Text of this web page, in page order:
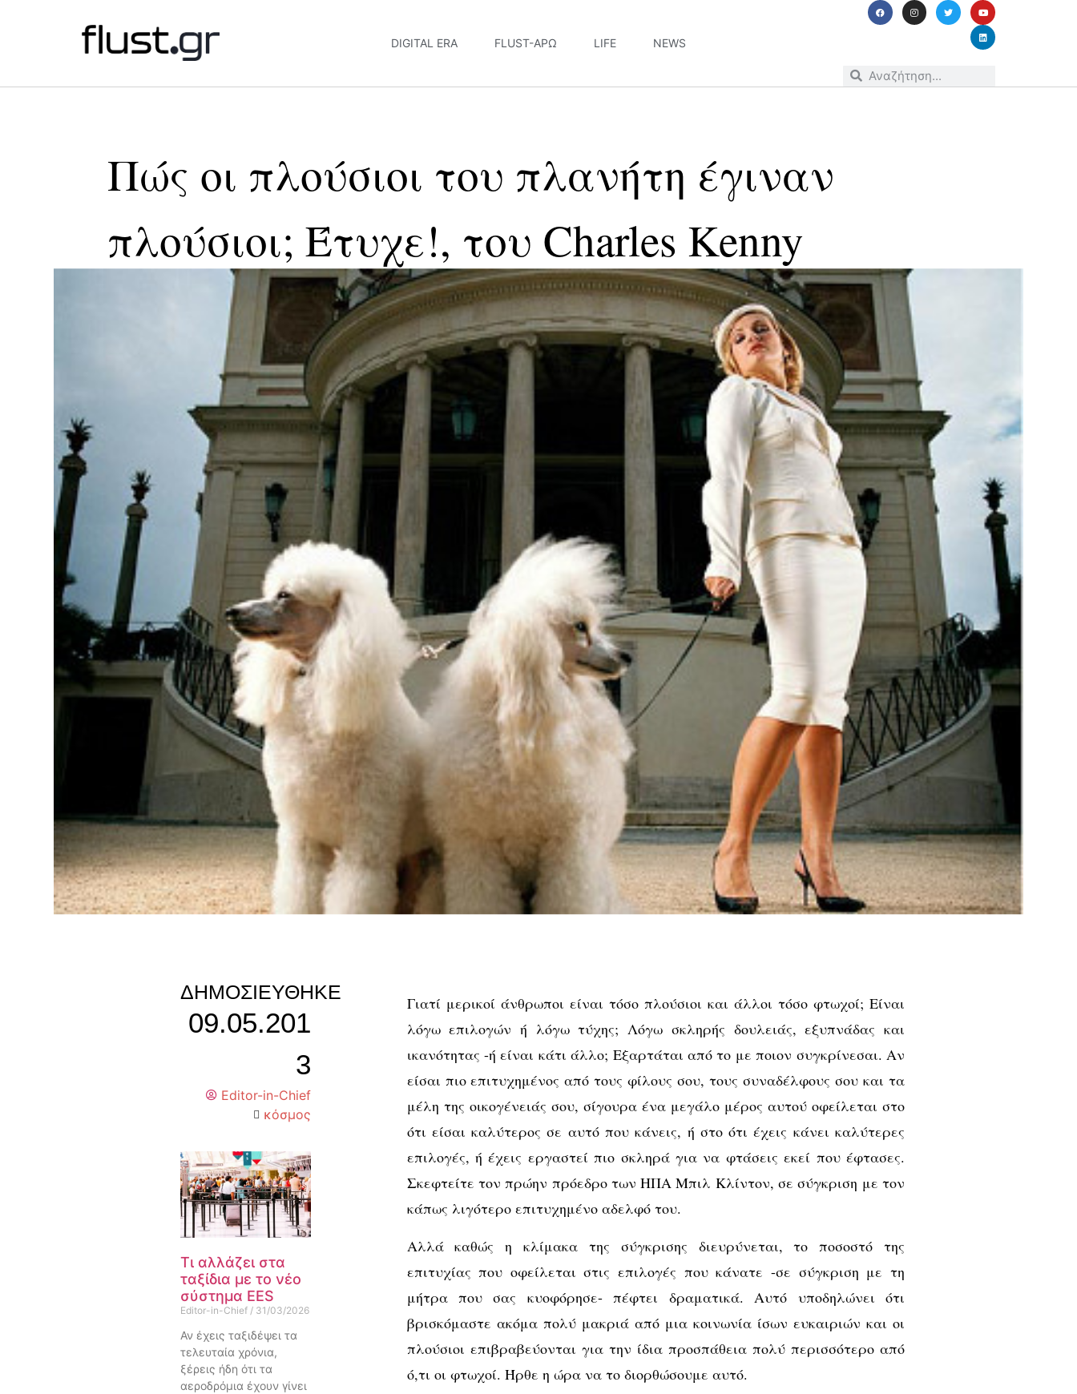
DIGITAL ERA FLUST-ΆΡΩ LIFE NEWS
Πώς οι πλούσιοι του πλανήτη έγιναν
πλούσιοι; Έτυχε!, του Charles Kenny
ΔΗΜΟΣΙΕΎΘΗΚΕ
09.05.201
3
Editor-in-Chief
κόσμος
Τι αλλάζει στα
ταξίδια με το νέο
σύστημα EES
Editor-in-Chief 31/03/2026
Αν έχεις ταξιδέψει τα
τελευταία χρόνια,
ξέρεις ήδη ότι τα
αεροδρόμια έχουν γίνει
Γιατί μερικοί άνθρωποι είναι τόσο πλούσιοι και άλλοι τόσο φτωχοί; Είναι
λόγω επιλογών ή λόγω τύχης; Λόγω σκληρής δουλειάς, εξυπνάδας και
ικανότητας -ή είναι κάτι άλλο; Eξαρτάται από το με ποιον συγκρίνεσαι. Αν
είσαι πιο επιτυχημένος από τους φίλους σου, τους συναδέλφους σου και τα
μέλη της οικογένειάς σου, σίγουρα ένα μεγάλο μέρος αυτού οφείλεται στο
ότι είσαι καλύτερος σε αυτό που κάνεις, ή στο ότι έχεις κάνει καλύτερες
επιλογές, ή έχεις εργαστεί πιο σκληρά για να φτάσεις εκεί που έφτασες.
Σκεφτείτε τον πρώην πρόεδρο των ΗΠΑ Μπιλ Κλίντον, σε σύγκριση με τον
κάπως λιγότερο επιτυχημένο αδελφό του.
Αλλά καθώς η κλίμακα της σύγκρισης διευρύνεται, το ποσοστό της
επιτυχίας που οφείλεται στις επιλογές που κάνατε -σε σύγκριση με τη
μήτρα που σας κυοφόρησε- πέφτει δραματικά. Αυτό υποδηλώνει ότι
βρισκόμαστε ακόμα πολύ μακριά από μια κοινωνία ίσων ευκαιριών και οι
πλούσιοι επιβραβεύονται για την ίδια προσπάθεια πολύ περισσότερο από
ό,τι οι φτωχοί. Ήρθε η ώρα να το διορθώσουμε αυτό.